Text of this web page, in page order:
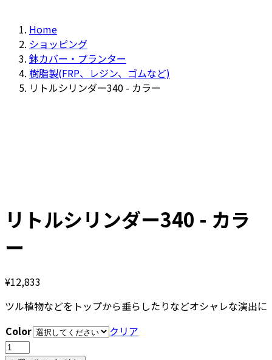
Home
ショッピング
鉢カバー・プランター
樹脂製(FRP、レジン、ゴムなど)
リトルシリンダー340 - カラー
リトルシリンダー340 - カラ
ー
¥12,833
ツル植物などをトップから垂らしたりなどオシャレな演出に
Color
クリア
リ